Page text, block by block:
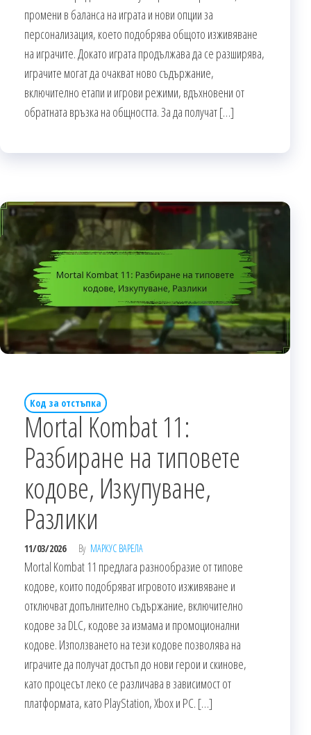
промени в баланса на играта и нови опции за
персонализация, което подобрява общото изживяване
на играчите. Докато играта продължава да се разширява,
играчите могат да очакват ново съдържание,
включително етапи и игрови режими, вдъхновени от
обратната връзка на общността. За да получат […]
Код за отстъпка
Mortal Kombat 11:
Разбиране на типовете
кодове, Изкупуване,
Разлики
11/03/2026 By МАРКУС ВАРЕЛА
Mortal Kombat 11 предлага разнообразие от типове
кодове, които подобряват игровото изживяване и
отключват допълнително съдържание, включително
кодове за DLC, кодове за измама и промоционални
кодове. Използването на тези кодове позволява на
играчите да получат достъп до нови герои и скинове,
като процесът леко се различава в зависимост от
платформата, като PlayStation, Xbox и PC. […]